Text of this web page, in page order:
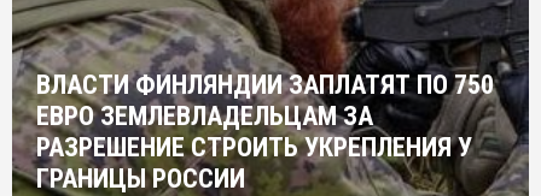
ВЛАСТИ ФИНЛЯНДИИ ЗАПЛАТЯТ ПО 750
ЕВРО ЗЕМЛЕВЛАДЕЛЬЦАМ ЗА
РАЗРЕШЕНИЕ СТРОИТЬ УКРЕПЛЕНИЯ У
ГРАНИЦЫ РОССИИ